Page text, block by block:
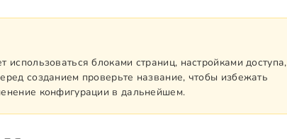
использоваться блоками страниц, настройками доступа,
созданием проверьте название, чтобы избежать
конфигурации в дальнейшем.